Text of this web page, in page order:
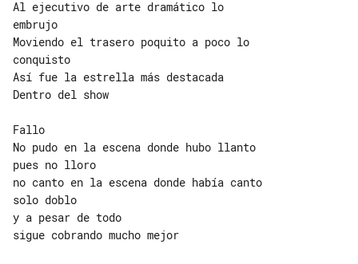
Al ejecutivo de arte dramático lo
embrujo
Moviendo el trasero poquito a poco lo
conquisto
Así fue la estrella más destacada
Dentro del show
Fallo
No pudo en la escena donde hubo llanto
pues no lloro
no canto en la escena donde había canto
solo doblo
y a pesar de todo
sigue cobrando mucho mejor